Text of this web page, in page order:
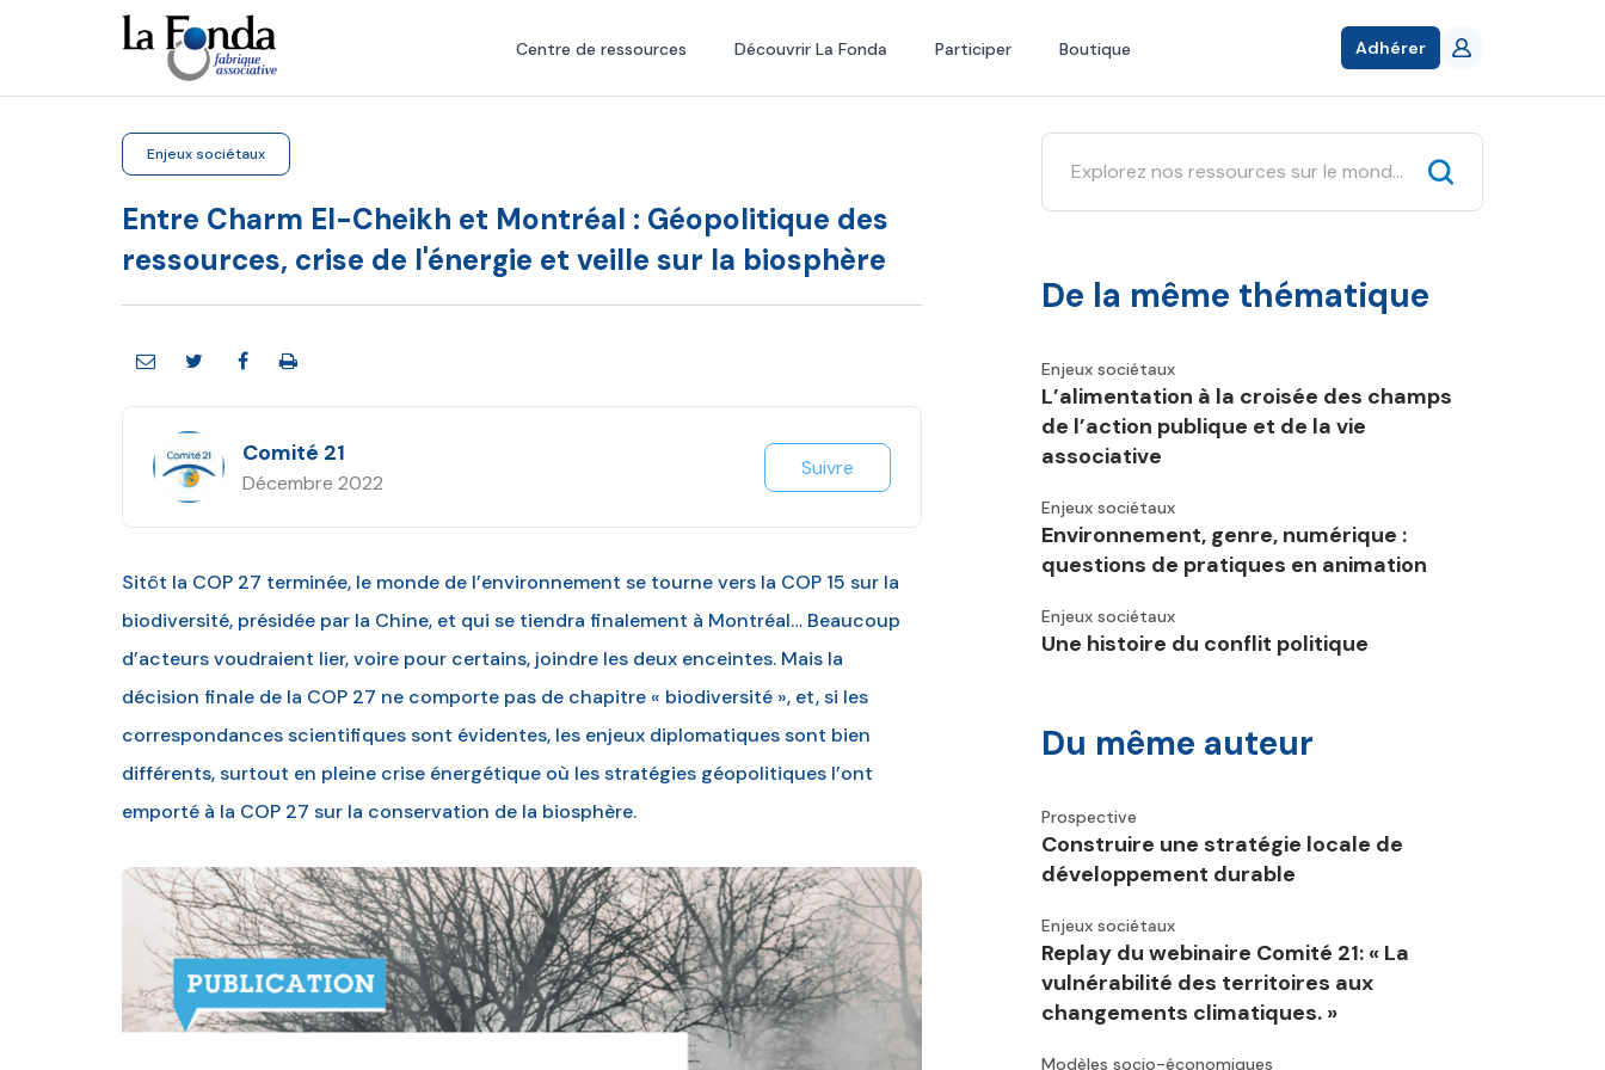
principal
Centre de ressources Découvrir La Fonda Participer Boutique Adhérer
Enjeux sociétaux
Entre Charm El-Cheikh et Montréal : Géopolitique des
ressources, crise de l'énergie et veille sur la biosphère
Comité 21
Décembre 2022
Suivre
Sitôt la COP 27 terminée, le monde de l’environnement se tourne vers la COP 15 sur la
biodiversité, présidée par la Chine, et qui se tiendra finalement à Montréal… Beaucoup
d’acteurs voudraient lier, voire pour certains, joindre les deux enceintes. Mais la
décision finale de la COP 27 ne comporte pas de chapitre « biodiversité », et, si les
correspondances scientifiques sont évidentes, les enjeux diplomatiques sont bien
différents, surtout en pleine crise énergétique où les stratégies géopolitiques l’ont
emporté à la COP 27 sur la conservation de la biosphère.
De la même thématique
Enjeux sociétaux
L’alimentation à la croisée des champs
de l’action publique et de la vie
associative
Enjeux sociétaux
Environnement, genre, numérique :
questions de pratiques en animation
Enjeux sociétaux
Une histoire du conflit politique
Du même auteur
Prospective
Construire une stratégie locale de
développement durable
Enjeux sociétaux
Replay du webinaire Comité 21: « La
vulnérabilité des territoires aux
changements climatiques. »
Modèles socio-économiques